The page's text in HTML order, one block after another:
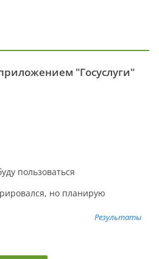
"Госуслуги"
пользоваться
но планирую
Результаты